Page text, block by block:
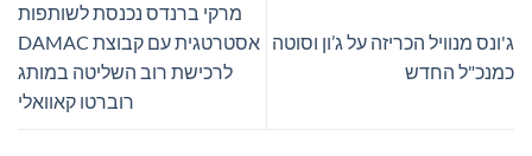
ג'ונס מנוויל הכריזה על ג’ון וסוטה
כמנכ"ל החדש
מרקי ברנדס נכנסת לשותפות
אסטרטגית עם קבוצת DAMAC
לרכישת רוב השליטה במותג
רוברטו קאוואלי